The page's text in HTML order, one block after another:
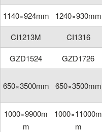
1140×924mm
1240×930mm
CI1213M
CI1316
GZD1524
GZD1726
650×3500mm 650×3500mm
1000×9900m
m
1000×11000m
m